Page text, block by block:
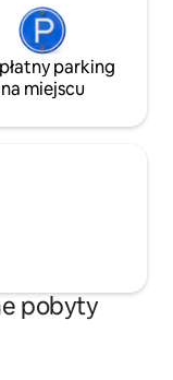
parking
na miejscu
pobyty